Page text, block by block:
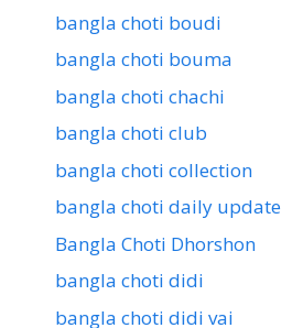
bangla choti boudi
bangla choti bouma
bangla choti chachi
bangla choti club
bangla choti collection
bangla choti daily update
Bangla Choti Dhorshon
bangla choti didi
bangla choti didi vai